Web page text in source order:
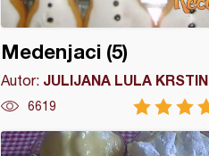
Medenjaci (5)
Autor: JULIJANA LULA KRSTIN
6619